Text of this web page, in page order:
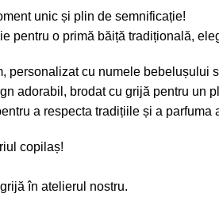
unic și plin de semnificație!
pentru o primă băiță tradițională,
personalizat cu numele bebelușului
adorabil, brodat cu grijă pentru un
a respecta tradițiile și a parfuma
copilaș!
în atelierul nostru.